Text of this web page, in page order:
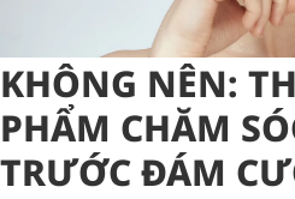
KHÔNG NÊN:
PHẨM CHĂM
️TRƯỚC ĐÁM